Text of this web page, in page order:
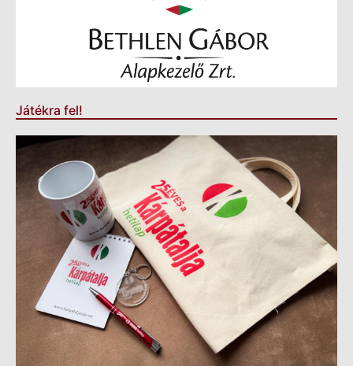
Játékra fel!